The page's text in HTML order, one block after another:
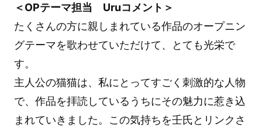
＜OPテーマ担当 Uruコメント＞
たくさんの方に親しまれている作品のオープニン
グテーマを歌わせていただけて、とても光栄で
す。
主人公の猫猫は、私にとってすごく刺激的な人物
で、作品を拝読しているうちにその魅力に惹き込
まれていきました。この気持ちを壬氏とリンクさ